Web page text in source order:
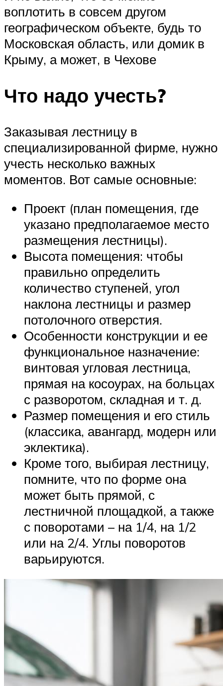
воплотить в совсем другом
географическом объекте, будь то
Московская область, или домик в
Крыму, а может, в Чехове
Что надо учесть?
Заказывая лестницу в
специализированной фирме, нужно
учесть несколько важных
моментов. Вот самые основные:
Проект (план помещения, где
указано предполагаемое место
размещения лестницы).
Высота помещения: чтобы
правильно определить
количество ступеней, угол
наклона лестницы и размер
потолочного отверстия.
Особенности конструкции и ее
функциональное назначение:
винтовая угловая лестница,
прямая на косоурах, на больцах
с разворотом, складная и т. д.
Размер помещения и его стиль
(классика, авангард, модерн или
эклектика).
Кроме того, выбирая лестницу,
помните, что по форме она
может быть прямой, с
лестничной площадкой, а также
с поворотами – на 1/4, на 1/2
или на 2/4. Углы поворотов
варьируются.